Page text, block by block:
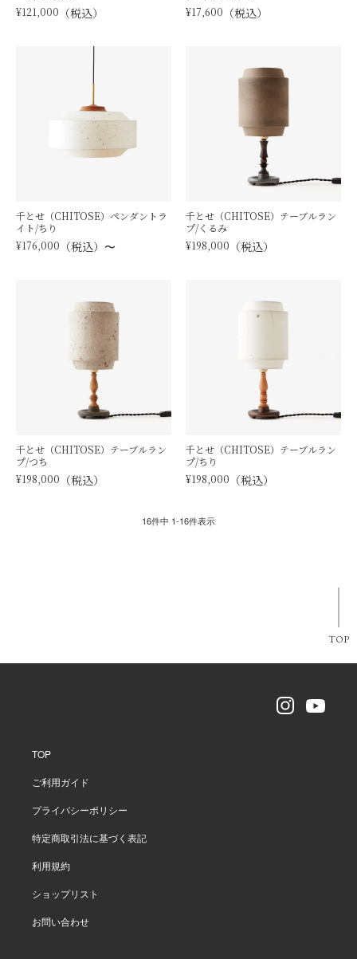
¥121,000 税込
¥17,600 税込
千とせ（CHITOSE）ペンダントラ
イト/ちり
¥176,000 税込 〜
千とせ（CHITOSE）テーブルラン
プ/くるみ
¥198,000 税込
千とせ（CHITOSE）テーブルラン
プ/つち
¥198,000 税込
千とせ（CHITOSE）テーブルラン
プ/ちり
¥198,000 税込
16件中 1-16件表示
TOP
TOP
ご利用ガイド
プライバシーポリシー
特定商取引法に基づく表記
利用規約
ショップリスト
お問い合わせ